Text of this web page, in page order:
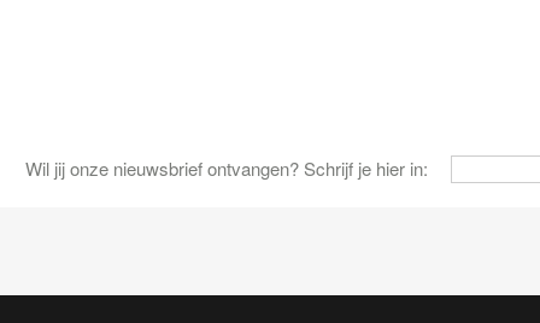
Wil jij onze nieuwsbrief ontvangen? Schrijf je hier in: